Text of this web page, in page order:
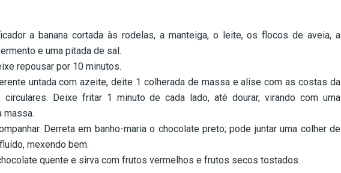
a banana cortada às rodelas, a manteiga, o leite, os flocos de aveia, a
e uma pitada de sal.
repousar por 10 minutos.
untada com azeite, deite 1 colherada de massa e alise com as costas da
Deixe fritar 1 minuto de cada lado, até dourar, virando com uma
massa.
Derreta em banho-maria o chocolate preto; pode juntar uma colher de
mexendo bem.
quente e sirva com frutos vermelhos e frutos secos tostados.